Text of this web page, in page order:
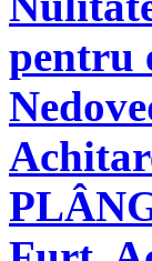
pentru